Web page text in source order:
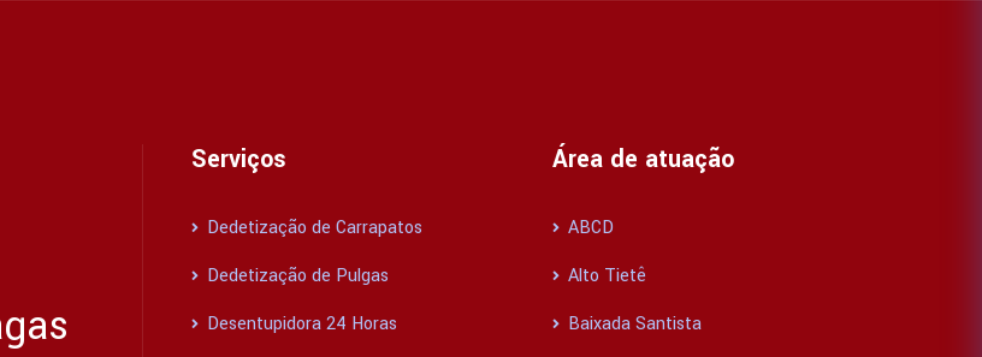
Serviços
Dedetização de Carrapatos
Dedetização de Pulgas
Desentupidora 24 Horas
Área de atuação
ABCD
Alto Tietê
Baixada Santista